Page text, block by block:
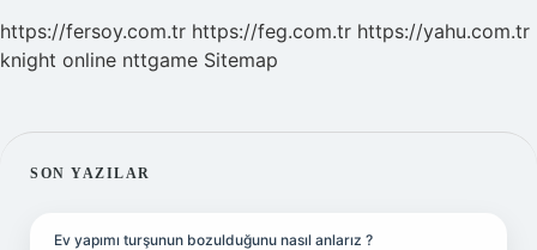
https://fersoy.com.tr https://feg.com.tr https://yahu.com.tr
knight online nttgame Sitemap
SIDEBAR
SON YAZILAR
Ev yapımı turşunun bozulduğunu nasıl anlarız ?